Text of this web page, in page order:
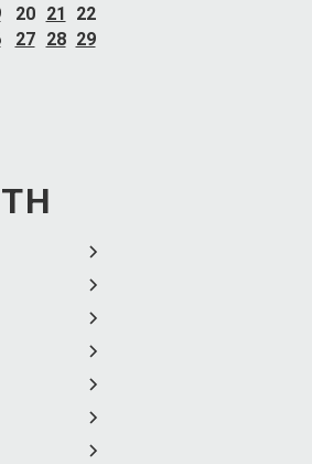
20 21
22
27 28 29